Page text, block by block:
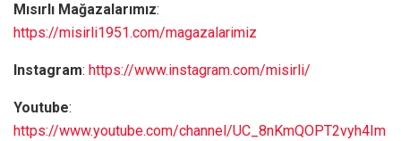
Mısırlı Mağazalarımız:
https://misirli1951.com/magazalarimiz
Instagram: https://www.instagram.com/misirli/
Youtube:
https://www.youtube.com/channel/UC_8nKmQOPT2vyh4Im